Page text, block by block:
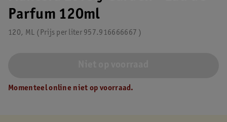
Parfum 120ml
120, ML 957.916666667
Prijs per liter
Momenteel online niet op voorraad.